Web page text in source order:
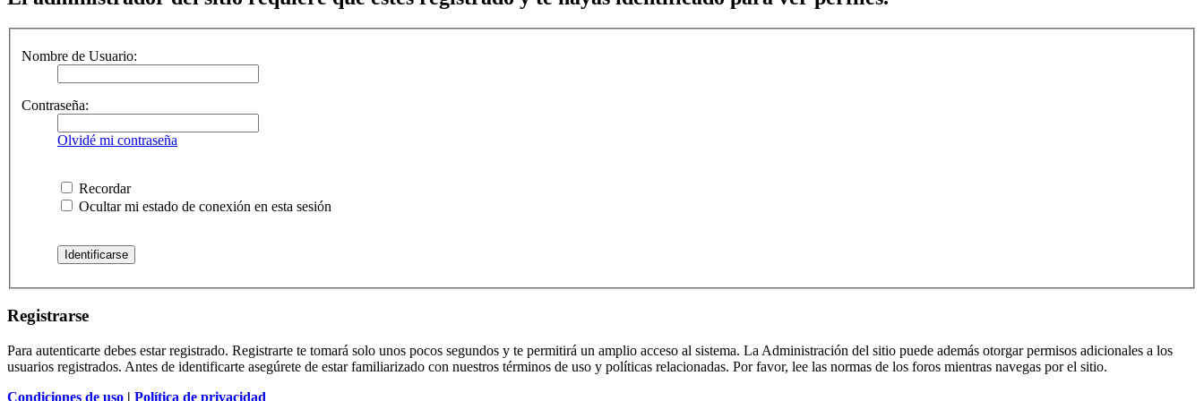
Nombre de Usuario:
Contraseña:
Olvidé mi contraseña
Recordar
Ocultar mi estado de conexión en esta sesión
Registrarse
Para autenticarte debes estar registrado. Registrarte te tomará solo unos pocos segundos y te permitirá un amplio acceso al sistema. La Administración del sitio puede además otorgar permisos adicionales a los
usuarios registrados. Antes de identificarte asegúrete de estar familiarizado con nuestros términos de uso y políticas relacionadas. Por favor, lee las normas de los foros mientras navegas por el sitio.
Condiciones de uso | Política de privacidad